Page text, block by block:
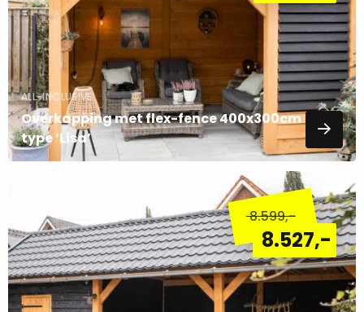
ALL-INCLUSIVE
Overkapping met flex-fence 400x300cm
type ‘Lisa’
8.599,-
8.527,-
over